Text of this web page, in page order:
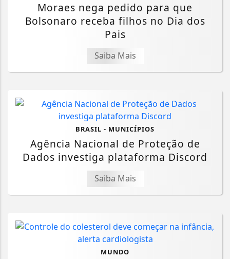
Moraes nega pedido para que
Bolsonaro receba filhos no Dia dos
Pais
Saiba Mais
BRASIL - MUNICÍPIOS
Agência Nacional de Proteção de
Dados investiga plataforma Discord
Saiba Mais
MUNDO